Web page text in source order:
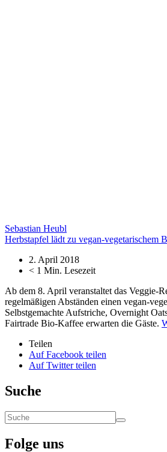
Sebastian Heubl
Herbstapfel lädt zu vegan-vegetarischem
2. April 2018
< 1 Min. Lesezeit
Ab dem 8. April veranstaltet das Veggie-
regelmäßigen Abständen einen vegan-
Selbstgemachte Aufstriche, Overnight
Fairtrade Bio-Kaffee erwarten die Gäste.
Teilen
Auf Facebook teilen
Auf Twitter teilen
Suche
Folge uns